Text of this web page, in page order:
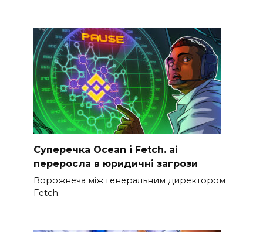
Суперечка Ocean і Fetch. ai
переросла в юридичні загрози
Ворожнеча між генеральним директором
Fetch.